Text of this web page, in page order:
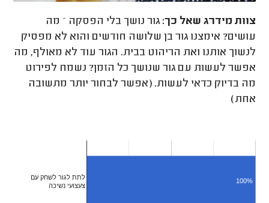
צוות מידרג שאל כך: גור נושך בלי הפסקה – מה
עושים? אימצנו גור בן שלושה חודשים והוא לא מפסיק
לנשוך אותנו ואת הריהוט בבית. הגור עוד לא מאולף, מה
אפשר לעשות עם גור שנושך כל הזמן? נשמח לפירוט
מה בדיוק כדאי לעשות. (אפשר לבחור יותר מתשובה
אחת)
לתת לגור לשחק עם
צעצועי נשיכה
100%